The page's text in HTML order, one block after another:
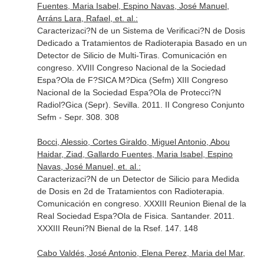
Fuentes, Maria Isabel, Espino Navas, José Manuel,
Arráns Lara, Rafael, et. al.:
Caracterizaci?N de un Sistema de Verificaci?N de Dosis
Dedicado a Tratamientos de Radioterapia Basado en un
Detector de Silicio de Multi-Tiras. Comunicación en
congreso. XVIII Congreso Nacional de la Sociedad
Espa?Ola de F?SICA M?Dica (Sefm) XIII Congreso
Nacional de la Sociedad Espa?Ola de Protecci?N
Radiol?Gica (Sepr). Sevilla. 2011. II Congreso Conjunto
Sefm - Sepr. 308. 308
Bocci, Alessio, Cortes Giraldo, Miguel Antonio, Abou
Haidar, Ziad, Gallardo Fuentes, Maria Isabel, Espino
Navas, José Manuel, et. al.:
Caracterizaci?N de un Detector de Silicio para Medida
de Dosis en 2d de Tratamientos con Radioterapia.
Comunicación en congreso. XXXIII Reunion Bienal de la
Real Sociedad Espa?Ola de Fisica. Santander. 2011.
XXXIII Reuni?N Bienal de la Rsef. 147. 148
Cabo Valdés, José Antonio, Elena Perez, Maria del Mar,